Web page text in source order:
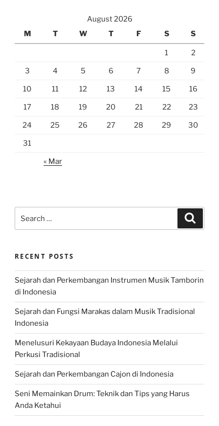
August 2026
M
T W T F S S
1 2
3 4 5 6 7 8 9
10 11 12 13 14 15 16
17 18 19 20 21 22 23
24 25 26 27 28 29 30
31
« Mar
for:
RECENT POSTS
Sejarah dan Perkembangan Instrumen Musik Tamborin
di Indonesia
Sejarah dan Fungsi Marakas dalam Musik Tradisional
Indonesia
Menelusuri Kekayaan Budaya Indonesia Melalui
Perkusi Tradisional
Sejarah dan Perkembangan Cajon di Indonesia
Seni Memainkan Drum: Teknik dan Tips yang Harus
Anda Ketahui